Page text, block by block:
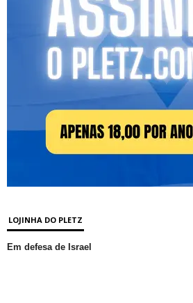
LOJINHA DO PLETZ
Em defesa de Israel